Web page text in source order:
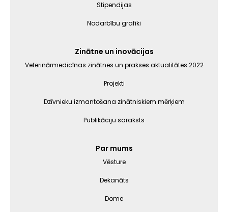
Stipendijas
Nodarbību grafiki
Zinātne un inovācijas
Veterinārmedicīnas zinātnes un prakses aktualitātes 2022
Projekti
Dzīvnieku izmantošana zinātniskiem mērķiem
Publikāciju saraksts
Par mums
Vēsture
Dekanāts
Dome